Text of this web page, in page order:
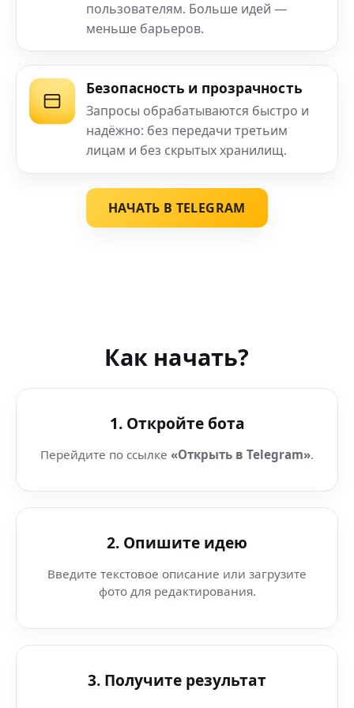
пользователям. Больше идей —
меньше барьеров.
Безопасность и прозрачность
Запросы обрабатываются быстро и
надёжно: без передачи третьим
лицам и без скрытых хранилищ.
НАЧАТЬ В TELEGRAM
Как начать?
1. Откройте бота
Перейдите по ссылке «Открыть в Telegram».
2. Опишите идею
Введите текстовое описание или загрузите
фото для редактирования.
3. Получите результат